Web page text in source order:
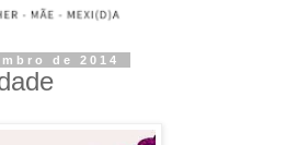
de 2014